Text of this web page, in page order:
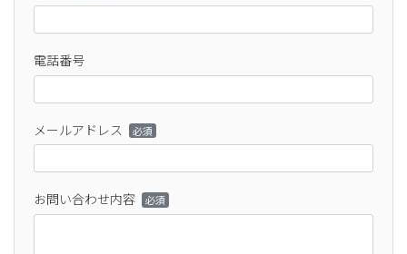
電話番号
メールアドレス 必須
お問い合わせ内容 必須